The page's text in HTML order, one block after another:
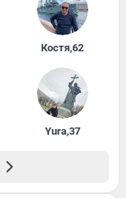
Костя,62
Yura,37